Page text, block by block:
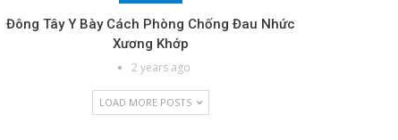
Đông Tây Y Bày Cách Phòng Chống Đau Nhức
Xương Khớp
2 years ago
LOAD MORE POSTS